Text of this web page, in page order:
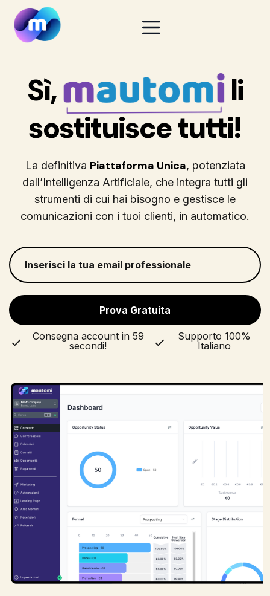
Sì,
li
sostituisce tutti!
La definitiva Piattaforma Unica, potenziata
dall’Intelligenza Artificiale, che integra tutti gli
strumenti di cui hai bisogno e gestisce le
comunicazioni con i tuoi clienti, in automatico.
Consegna account in 59
secondi!
Supporto 100%
Italiano